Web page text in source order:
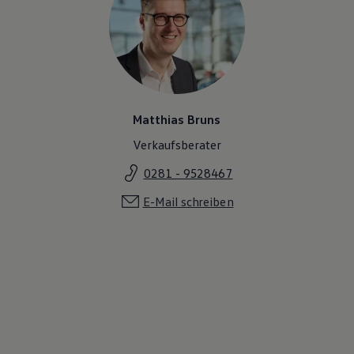
Lifestyle
Transport
Familie
Elektromobilität
Volkswagen R
Pannen- und Unfallhilfe
Volkswagen Kundenbetreuung
Matthias Bruns
Verkaufsberater
0281 - 9528467
E-Mail schreiben